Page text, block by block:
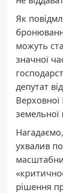
Як
можуть
значної
депутат
Верховної
ухвалив
рішення